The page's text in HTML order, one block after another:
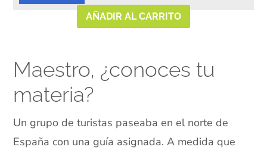
AÑADIR AL CARRITO
Maestro, ¿conoces tu
materia?
Un grupo de turistas paseaba en el norte de
España con una guía asignada. A medida que